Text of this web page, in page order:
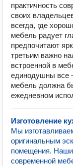
практичность
своих
всегда, где
мебель радует
предпочитают
третьим важно
встроенной в
единодушны все
мебель должна
ежедневном
Изготовление
Мы
оригинальным
помещения. Наши
современной